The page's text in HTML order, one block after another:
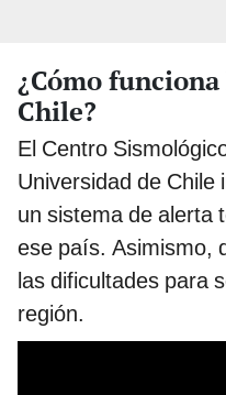
¿Cómo
Chile?
El Centro
Universidad de
un sistema de alerta
ese país. Asimismo,
las dificultades para
región.